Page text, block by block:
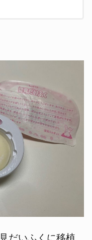
だいふくに移植